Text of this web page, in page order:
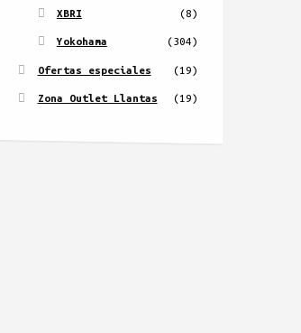
XBRI (8)
Yokohama (304)
Ofertas especiales (19)
Zona Outlet Llantas (19)